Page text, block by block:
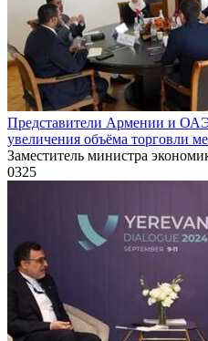
Представители Армении и
увеличения объёма торговли
Заместитель министра
0325